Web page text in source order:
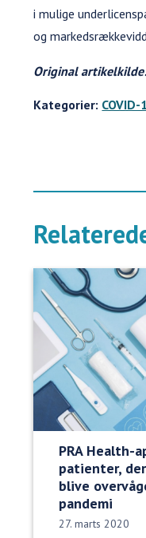
i mulige
og
Original
Kategorier: COVID-
PRA Health-
patienter,
blive
pandemi
Udgivelsesdato:
27. marts 2020